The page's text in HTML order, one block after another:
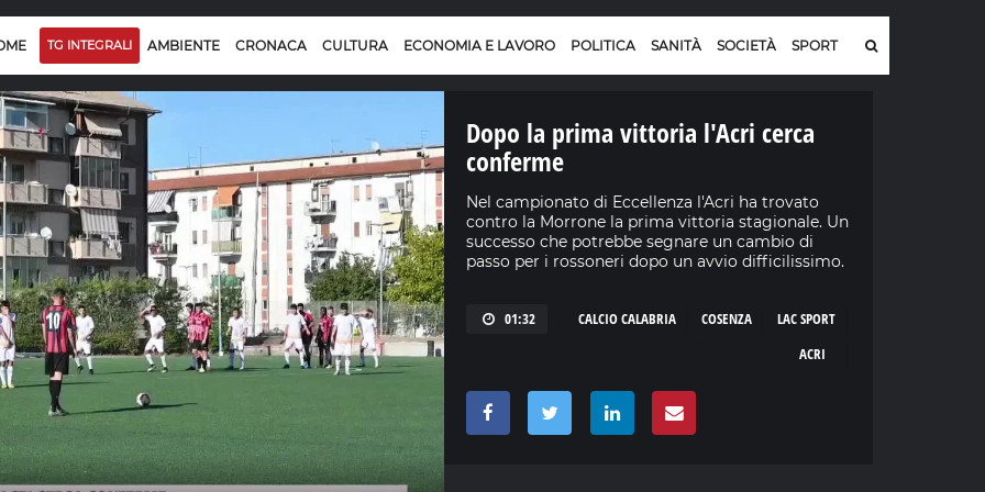
TG INTEGRALI AMBIENTE CRONACA CULTURA ECONOMIA E LAVORO POLITICA SANITÀ SOCIETÀ SPORT
Dopo la prima vittoria l'Acri cerca
conferme
Nel campionato di Eccellenza l'Acri ha trovato
contro la Morrone la prima vittoria stagionale. Un
successo che potrebbe segnare un cambio di
passo per i rossoneri dopo un avvio difficilissimo.
01:32 LAC SPORT
COSENZA
CALCIO CALABRIA
ACRI